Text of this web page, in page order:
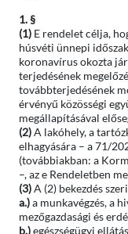
1. §
(1)E rendelet célja,
húsvéti ünnepi
koronavírus okozta
terjedésének
továbbterjedésének
érvényű közösségi
megállapításával
(2)A lakóhely, a
elhagyására – a 71/
(továbbiakban: a
–, az e Rendeletben
(3)A (2) bekezdés
a.)a munkavégzés, a
mezőgazdasági és
b.)egészségügyi